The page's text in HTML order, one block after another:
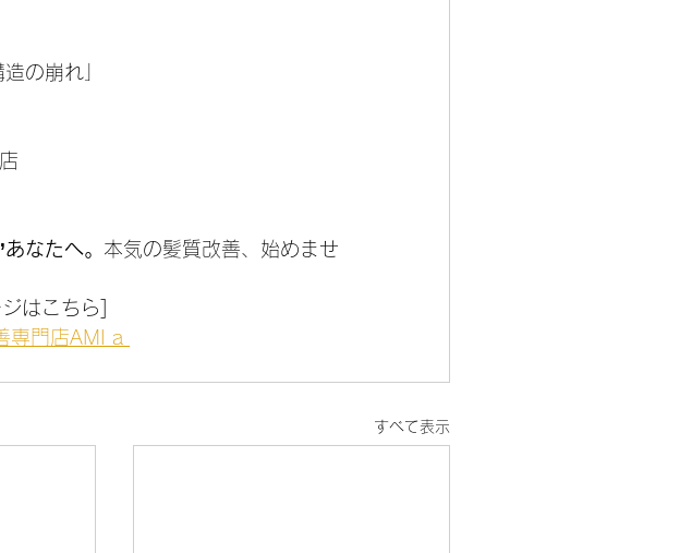
の崩れ」
なたへ。 本気の髪質改善、始めませ
はこちら]
専門店AMI a
すべて表示